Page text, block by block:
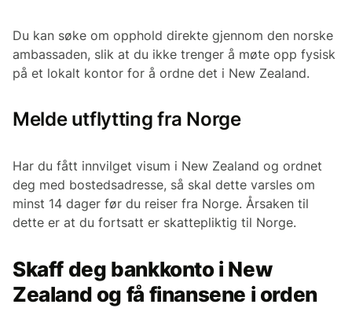
Du kan søke om opphold direkte gjennom den norske
ambassaden, slik at du ikke trenger å møte opp fysisk
på et lokalt kontor for å ordne det i New Zealand.
Melde utflytting fra Norge
Har du fått innvilget visum i New Zealand og ordnet
deg med bostedsadresse, så skal dette varsles om
minst 14 dager før du reiser fra Norge. Årsaken til
dette er at du fortsatt er skattepliktig til Norge.
Skaff deg bankkonto i New
Zealand og få finansene i orden